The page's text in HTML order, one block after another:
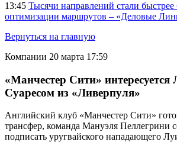
13:45 Тысячи направлений стали быстрее
оптимизации маршрутов – «Деловые
Вернуться на главную
Компании 20 марта 17:59
«Манчестер Сити» интересуется
Суаресом из «Ливерпуля»
Английский клуб «Манчестер Сити»
трансфер, команда Мануэля Пеллегрини
подписать уругвайского нападающего